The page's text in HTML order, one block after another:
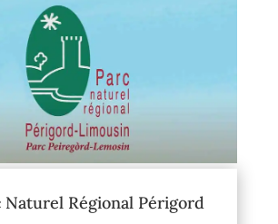
Naturel Régional Périgord